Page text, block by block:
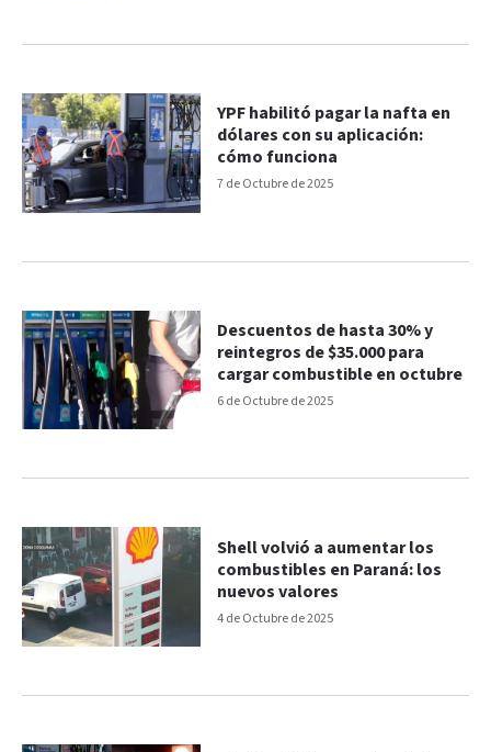
7 de Octubre de 2025
YPF habilitó pagar la nafta en
dólares con su aplicación:
cómo funciona
6 de Octubre de 2025
Descuentos de hasta 30% y
reintegros de $35.000 para
cargar combustible en octubre
4 de Octubre de 2025
Shell volvió a aumentar los
combustibles en Paraná: los
nuevos valores